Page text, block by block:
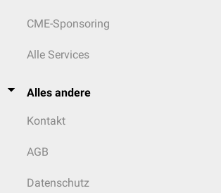
CME-Sponsoring
Alle Services
Alles andere
Kontakt
AGB
Datenschutz